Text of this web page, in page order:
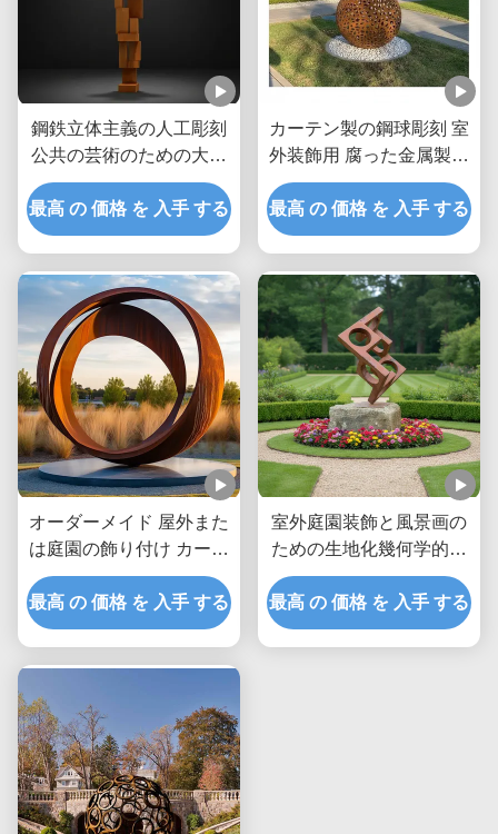
鋼鉄立体主義の人工彫刻
公共の芸術のための大き
な金属像
最高 の 価格 を 入手 する
カーテン製の鋼球彫刻 室
外装飾用 腐った金属製の
庭球
最高 の 価格 を 入手 する
オーダーメイド 屋外また
は庭園の飾り付け カーテ
ン鋼リング
最高 の 価格 を 入手 する
室外庭園装飾と風景画の
ための生地化幾何学的コ
ーテン鋼彫刻
最高 の 価格 を 入手 する